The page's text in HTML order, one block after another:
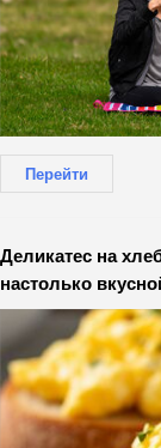
Перейти
Деликатес на
настолько